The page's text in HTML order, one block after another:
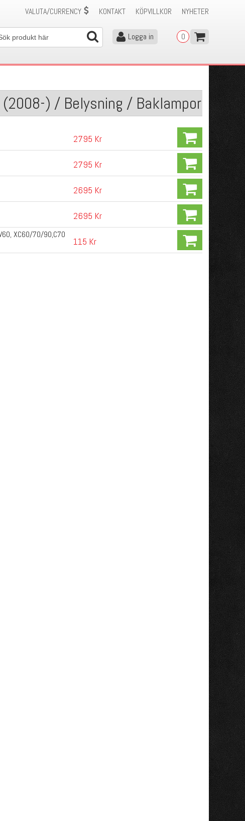
NYHETER
KÖPVILLKOR
KONTAKT
VALUTA/CURRENCY
0
Logga in
) / Belysning / Baklampor
2795 Kr
2795 Kr
2695 Kr
2695 Kr
XC60/70/90,C70
115 Kr